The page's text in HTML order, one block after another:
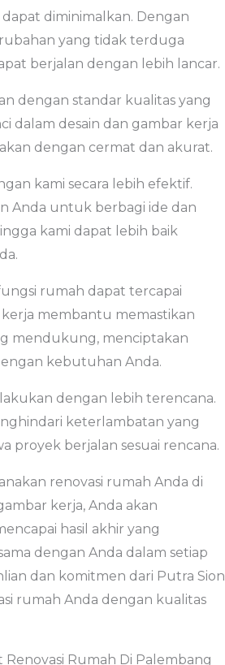
diminimalkan. Dengan
yang tidak terduga
berjalan dengan lebih lancar.
dengan standar kualitas yang
dalam desain dan gambar kerja
dengan cermat dan akurat.
kami secara lebih efektif.
Anda untuk berbagi ide dan
kami dapat lebih baik
rumah dapat tercapai
membantu memastikan
mendukung, menciptakan
kebutuhan Anda.
dengan lebih terencana.
keterlambatan yang
proyek berjalan sesuai rencana.
renovasi rumah Anda di
kerja, Anda akan
hasil akhir yang
dengan Anda dalam setiap
dan komitmen dari Putra Sion
rumah Anda dengan kualitas
Rumah Di Palembang